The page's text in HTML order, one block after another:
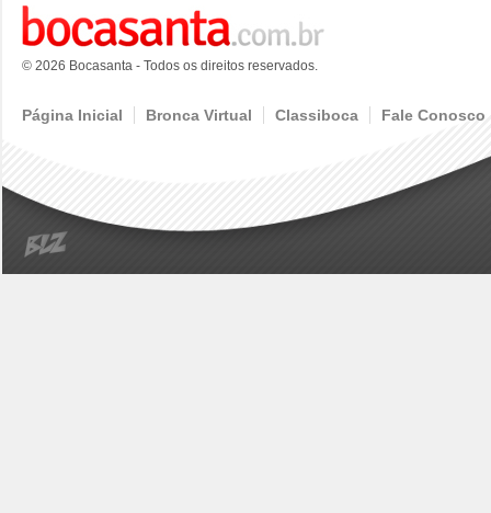
© 2026 Bocasanta - Todos os direitos reservados.
Página Inicial Bronca Virtual Classiboca Fale Conosco